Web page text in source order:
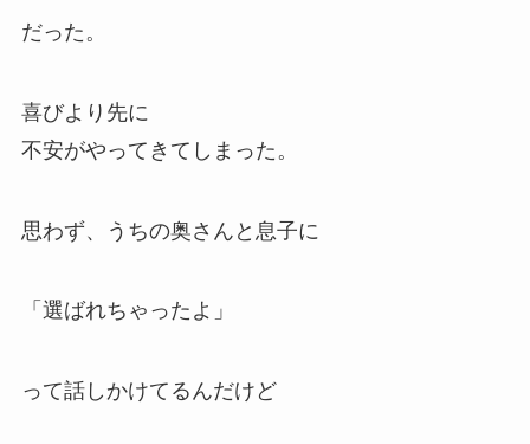
だった。
喜びより先に
不安がやってきてしまった。
思わず、うちの奥さんと息子に
「選ばれちゃったよ」
って話しかけてるんだけど